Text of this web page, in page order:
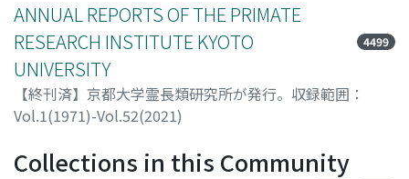
ANNUAL REPORTS OF THE PRIMATE
RESEARCH INSTITUTE KYOTO
UNIVERSITY
4499
【終刊済】京都大学霊長類研究所が発行。収録範囲：
Vol.1(1971)-Vol.52(2021)
Collections in this Community